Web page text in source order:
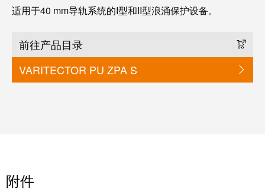
适用于40 mm导轨系统的I型和II型浪涌保护设备。
前往产品目录
VARITECTOR PU ZPA S
附件